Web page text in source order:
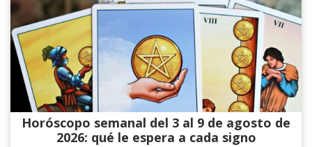
Horóscopo semanal del 3 al 9 de agosto de
2026: qué le espera a cada signo